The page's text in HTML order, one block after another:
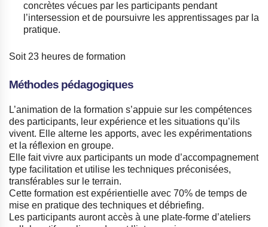
concrètes vécues par les participants pendant
l’intersession et de poursuivre les apprentissages par la
pratique.
Soit 23 heures de formation
Méthodes pédagogiques
L’animation de la formation s’appuie sur les compétences
des participants, leur expérience et les situations qu’ils
vivent. Elle alterne les apports, avec les expérimentations
et la réflexion en groupe.
Elle fait vivre aux participants un mode d’accompagnement
type facilitation et utilise les techniques préconisées,
transférables sur le terrain.
Cette formation est expérientielle avec 70% de temps de
mise en pratique des techniques et débriefing.
Les participants auront accès à une plate-forme d’ateliers